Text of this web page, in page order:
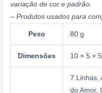
variação de cor e padrão.
– Produtos usados para
Peso 80 g
Dimensões 10 × 5 ×
7 Linhas,
do Amor,